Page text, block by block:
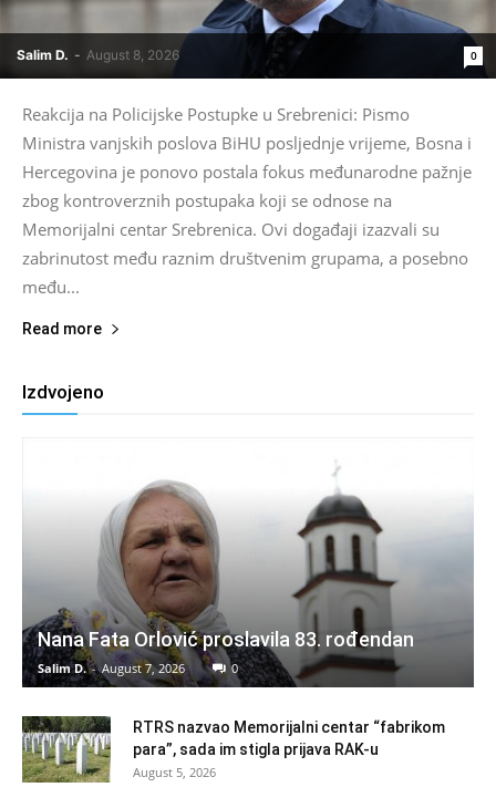
Salim D. - August 8, 2026 0
Reakcija na Policijske Postupke u Srebrenici: Pismo
Ministra vanjskih poslova BiHU posljednje vrijeme, Bosna i
Hercegovina je ponovo postala fokus međunarodne pažnje
zbog kontroverznih postupaka koji se odnose na
Memorijalni centar Srebrenica. Ovi događaji izazvali su
zabrinutost među raznim društvenim grupama, a posebno
među...
Read more
Izdvojeno
Nana Fata Orlović proslavila 83. rođendan
Salim D. - August 7, 2026 0
RTRS nazvao Memorijalni centar “fabrikom
para”, sada im stigla prijava RAK-u
August 5, 2026